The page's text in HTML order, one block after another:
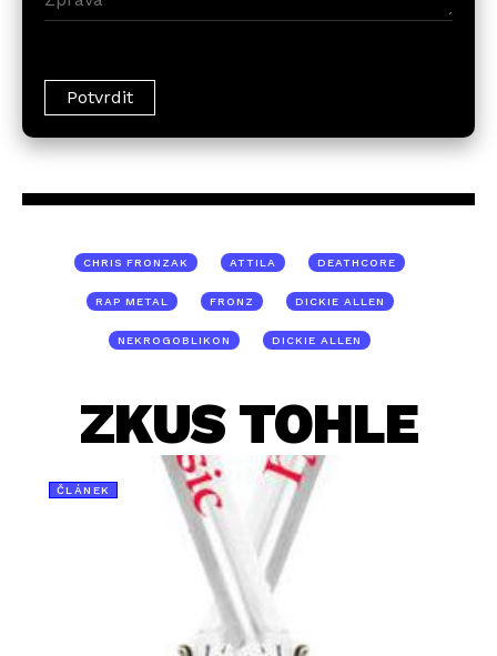
CHRIS FRONZAK ATTILA DEATHCORE
RAP METAL FRONZ DICKIE ALLEN
NEKROGOBLIKON DICKIE ALLEN
ZKUS TOHLE
ČLÁNEK